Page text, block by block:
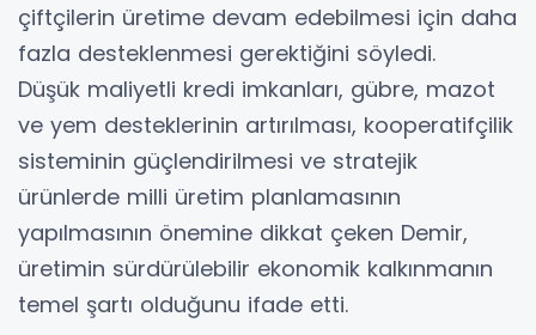
çiftçilerin üretime devam edebilmesi için daha
fazla desteklenmesi gerektiğini söyledi.
Düşük maliyetli kredi imkanları, gübre, mazot
ve yem desteklerinin artırılması, kooperatifçilik
sisteminin güçlendirilmesi ve stratejik
ürünlerde milli üretim planlamasının
yapılmasının önemine dikkat çeken Demir,
üretimin sürdürülebilir ekonomik kalkınmanın
temel şartı olduğunu ifade etti.